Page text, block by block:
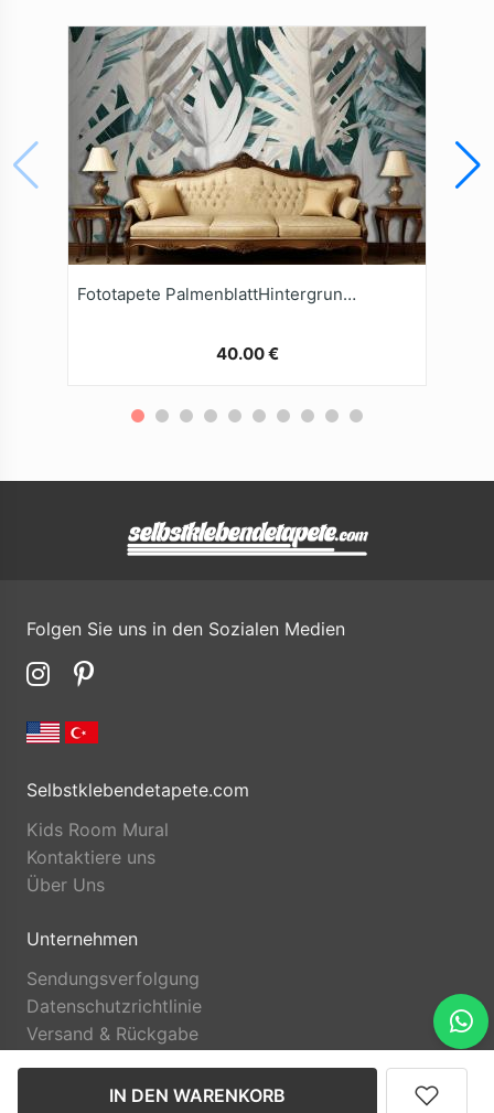
IN DEN WARENKORB
Fototapete PalmenblattHintergrund In Gold Und Grün
40.00 €
Folgen Sie uns in den Sozialen Medien
Selbstklebendetapete.com
Kids Room Mural
Kontaktiere uns
Über Uns
Unternehmen
Sendungsverfolgung
Datenschutzrichtlinie
Versand & Rückgabe